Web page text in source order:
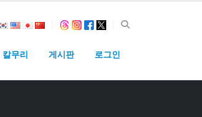
칼무리 게시판 로그인